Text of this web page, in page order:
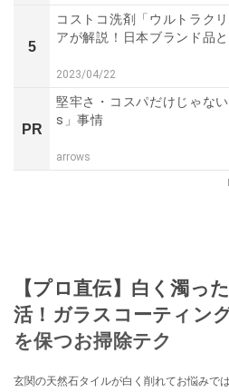
5
コストコ洗剤「ウルトラク
アが解説！日本ブランド品
2023/04/22
PR
堅牢さ・コスパだけじゃな
s」事情
arrows
【プロ直伝】白く濁っ
活！ガラスコーティン
を保つお掃除テク
玄関の天然石タイルが白く削れてお悩みで